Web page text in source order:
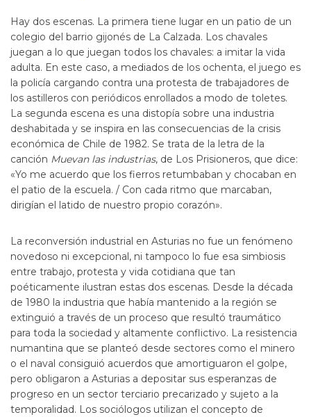
Hay dos escenas. La primera tiene lugar en un patio de un
colegio del barrio gijonés de La Calzada. Los chavales
juegan a lo que juegan todos los chavales: a imitar la vida
adulta. En este caso, a mediados de los ochenta, el juego es
la policía cargando contra una protesta de trabajadores de
los astilleros con periódicos enrollados a modo de toletes.
La segunda escena es una distopía sobre una industria
deshabitada y se inspira en las consecuencias de la crisis
económica de Chile de 1982. Se trata de la letra de la
canción Muevan las industrias, de Los Prisioneros, que dice:
«Yo me acuerdo que los fierros retumbaban y chocaban en
el patio de la escuela. / Con cada ritmo que marcaban,
dirigían el latido de nuestro propio corazón».
La reconversión industrial en Asturias no fue un fenómeno
novedoso ni excepcional, ni tampoco lo fue esa simbiosis
entre trabajo, protesta y vida cotidiana que tan
poéticamente ilustran estas dos escenas. Desde la década
de 1980 la industria que había mantenido a la región se
extinguió a través de un proceso que resultó traumático
para toda la sociedad y altamente conflictivo. La resistencia
numantina que se planteó desde sectores como el minero
o el naval consiguió acuerdos que amortiguaron el golpe,
pero obligaron a Asturias a depositar sus esperanzas de
progreso en un sector terciario precarizado y sujeto a la
temporalidad. Los sociólogos utilizan el concepto de